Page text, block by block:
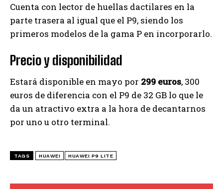
Cuenta con lector de huellas dactilares en la
parte trasera al igual que el P9, siendo los
primeros modelos de la gama P en incorporarlo.
Precio y disponibilidad
Estará disponible en mayo por 299 euros, 300
euros de diferencia con el P9 de 32 GB lo que le
da un atractivo extra a la hora de decantarnos
por uno u otro terminal.
TAGS HUAWEI HUAWEI P9 LITE